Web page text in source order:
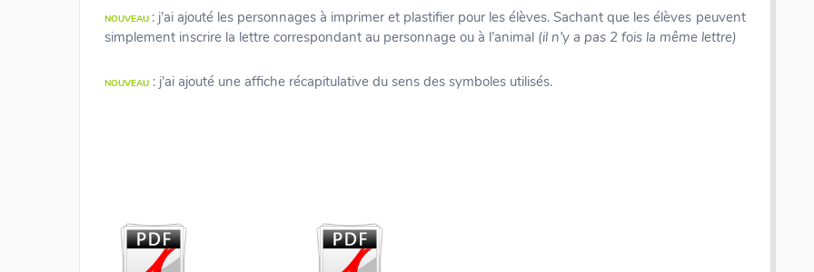
NOUVEAU : j’ai ajouté les personnages à imprimer et plastifier pour les élèves. Sachant que les élèves peuvent
simplement inscrire la lettre correspondant au personnage ou à l’animal (il n’y a pas 2 fois la même lettre)
NOUVEAU : j’ai ajouté une affiche récapitulative du sens des symboles utilisés.